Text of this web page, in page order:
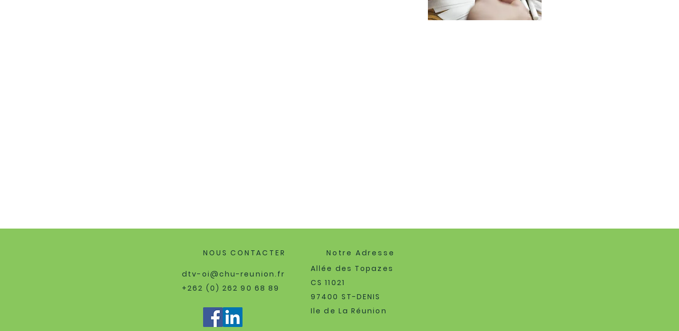
NOUS CONTACTER
dtv-oi@chu-reunion.fr
+262 (0) 262 90 68 89
Notre Adresse
Allée des Topazes
CS 11021
97400 ST-DENIS
Ile de La Réunion